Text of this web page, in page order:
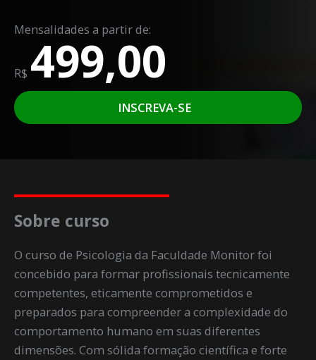
Mensalidades a partir de:
R$ 499,00
INSCREVA-SE
Sobre curso
O curso de Psicologia da Faculdade Monitor foi
concebido para formar profissionais tecnicamente
competentes, eticamente comprometidos e
preparados para compreender a complexidade do
comportamento humano em suas diferentes
dimensões. Com sólida formação científica e forte